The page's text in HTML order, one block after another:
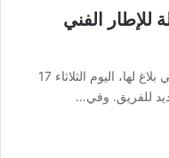
للإطار الفني
أعلنت الصفحة الرسمية للنادي البنزرتي، في بلاغ لها، اليوم الثلاثاء 17